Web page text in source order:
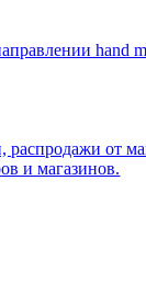
hand
от
и магазинов.